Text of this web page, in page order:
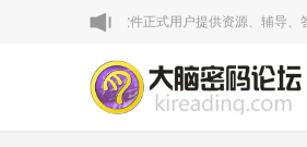
：本论坛VIP区为软件正式用户提供资源、辅导、